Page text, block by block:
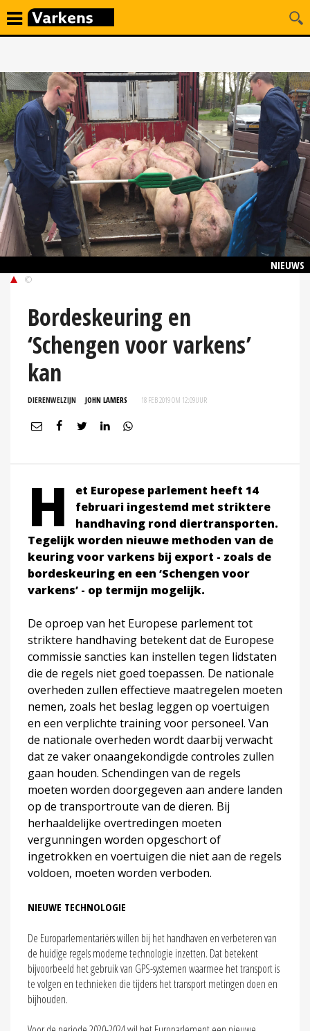
NIEUWS
©
Bordeskeuring en
‘Schengen voor varkens’
kan
DIERENWELZIJN JOHN LAMERS 18 FEB 2019 OM 12:09UUR
H
et Europese parlement heeft 14
februari ingestemd met striktere
handhaving rond diertransporten.
Tegelijk worden nieuwe methoden van de
keuring voor varkens bij export - zoals de
bordeskeuring en een ‘Schengen voor
varkens’ - op termijn mogelijk.
De oproep van het Europese parlement tot
striktere handhaving betekent dat de Europese
commissie sancties kan instellen tegen lidstaten
die de regels niet goed toepassen. De nationale
overheden zullen effectieve maatregelen moeten
nemen, zoals het beslag leggen op voertuigen
en een verplichte training voor personeel. Van
de nationale overheden wordt daarbij verwacht
dat ze vaker onaangekondigde controles zullen
gaan houden. Schendingen van de regels
moeten worden doorgegeven aan andere landen
op de transportroute van de dieren. Bij
herhaaldelijke overtredingen moeten
vergunningen worden opgeschort of
ingetrokken en voertuigen die niet aan de regels
voldoen, moeten worden verboden.
NIEUWE TECHNOLOGIE
De Europarlementariërs willen bij het handhaven en verbeteren van
de huidige regels moderne technologie inzetten. Dat betekent
bijvoorbeeld het gebruik van GPS-systemen waarmee het transport is
te volgen en technieken die tijdens het transport metingen doen en
bijhouden.